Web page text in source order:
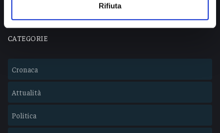
Rifiuta
CATEGORIE
Cronaca
Attualità
Politica